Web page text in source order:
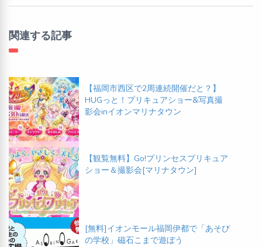
関連する記事
【福岡市西区で2周連続開催だと？】
HUGっと！プリキュアショー&写真撮
影会inイオンマリナタウン
【観覧無料】Go!プリンセスプリキュア
ショー＆撮影会[マリナタウン]
[無料]イオンモール福岡伊都で「あそび
の学校」磁石こまで遊ぼう